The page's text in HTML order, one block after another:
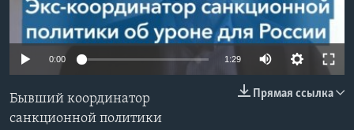
Learning English
0:00 1:29
Прямая ссылка
Бывший координатор
санкционной политики